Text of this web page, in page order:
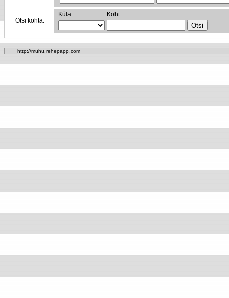
Otsi kohta:
Küla Koht
http://muhu.rehepapp.com